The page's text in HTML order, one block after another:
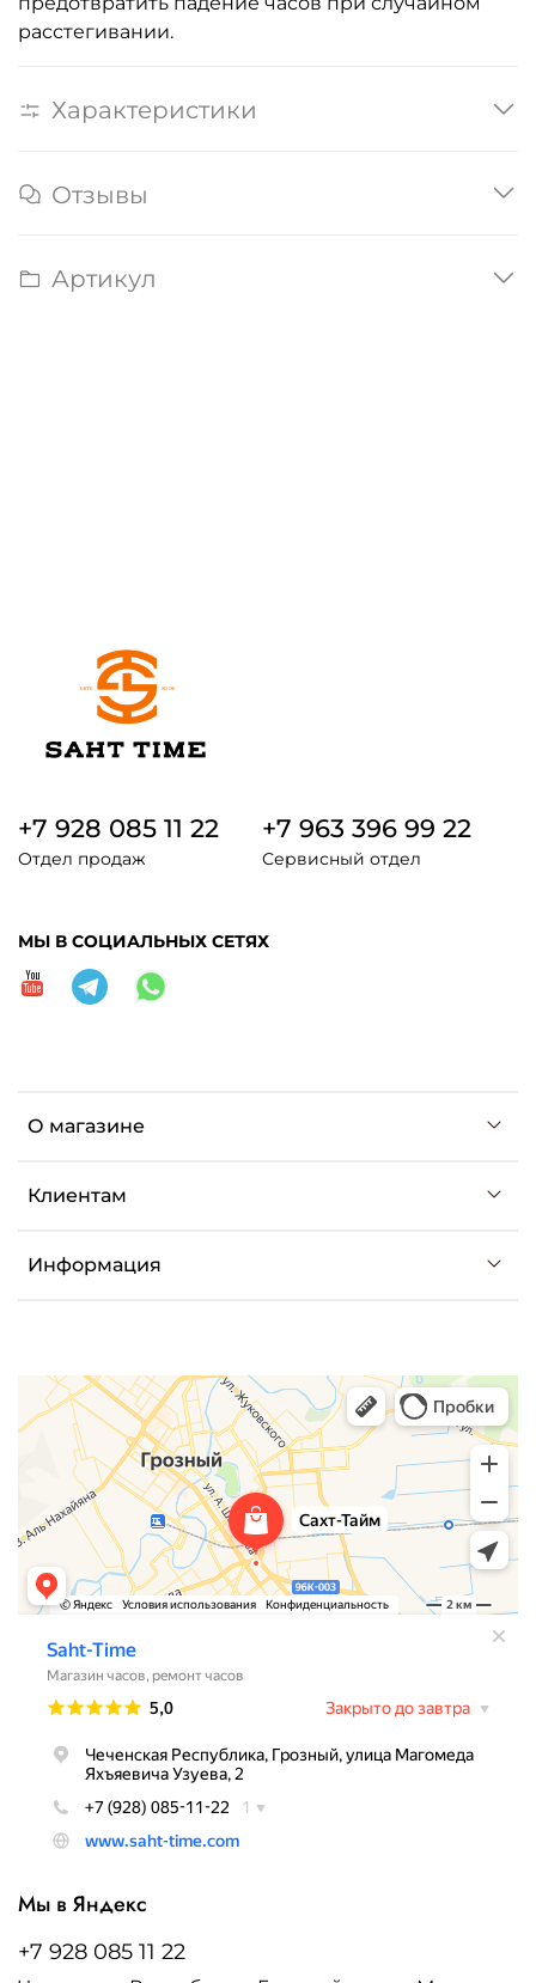
расстегивании.
Характеристики
Отзывы
Артикул
О магазине
Клиентам
Информация
+7 928 085 11 22
Отдел продаж
+7 963 396 99 22
Сервисный отдел
МЫ В СОЦИАЛЬНЫХ СЕТЯХ
Мы в Яндекс
+7 928 085 11 22